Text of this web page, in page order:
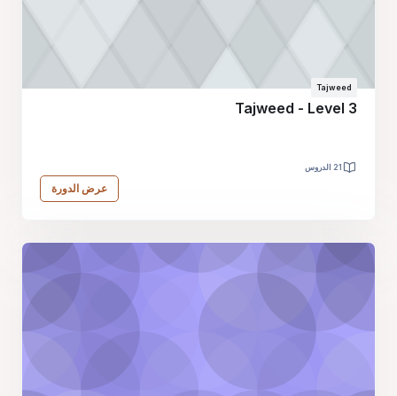
Tajweed
Tajweed - Level 3
21 الدروس
عرض الدورة